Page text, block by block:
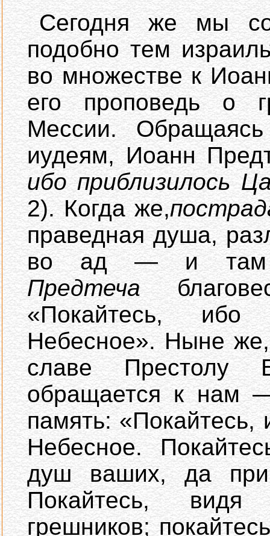
Сегодня же мы
подобно тем
во множестве к
его проповедь о
Мессии.
иудеям, Иоанн
ибо приблизилось
2). Когда же,
праведная душа,
во ад — и
Предтеча
«Покайтесь, ибо
Небесное». Ныне же,
славе Престолу
обращается к нам
память: «Покайтесь,
Небесное.
душ ваших, да
Покайтесь, видя
грешников;